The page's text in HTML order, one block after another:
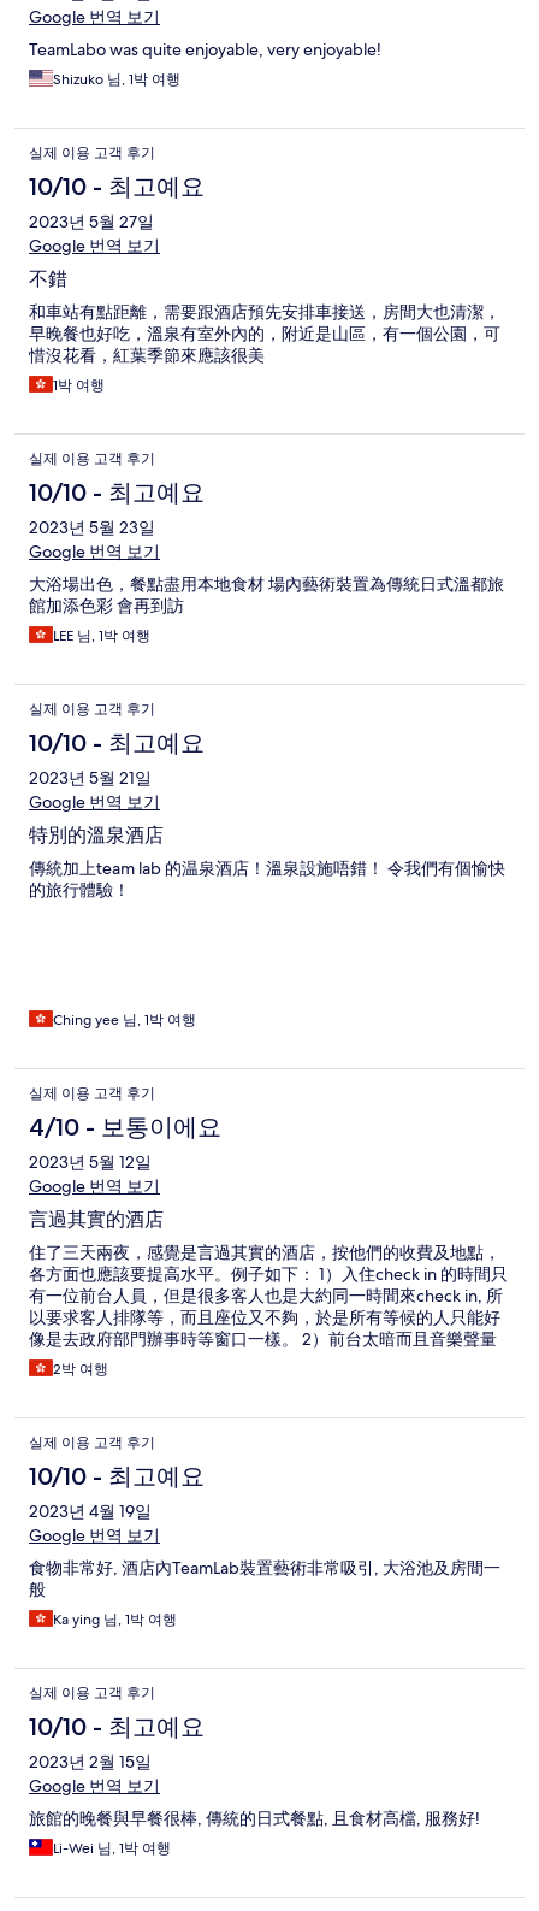
기
Google 번역 보기
TeamLabo was quite enjoyable, very enjoyable!
Shizuko 님, 1박 여행
실제 이용 고객 후기
10/10 - 최고예요
2023년 5월 27일
Google 번역 보기
不錯
和車站有點距離，需要跟酒店預先安排車接送，房間大也清潔，
早晚餐也好吃，溫泉有室外內的，附近是山區，有一個公園，可
惜沒花看，紅葉季節來應該很美
1박 여행
실제 이용 고객 후기
10/10 - 최고예요
2023년 5월 23일
Google 번역 보기
大浴場出色，餐點盡用本地食材 場內藝術裝置為傳統日式溫都旅
館加添色彩 會再到訪
LEE 님, 1박 여행
실제 이용 고객 후기
10/10 - 최고예요
2023년 5월 21일
Google 번역 보기
特別的溫泉酒店
傳統加上team lab 的温泉酒店！溫泉設施唔錯！ 令我們有個愉快
的旅行體驗！
Ching yee 님, 1박 여행
실제 이용 고객 후기
4/10 - 보통이에요
2023년 5월 12일
Google 번역 보기
言過其實的酒店
住了三天兩夜，感覺是言過其實的酒店，按他們的收費及地點，
各方面也應該要提高水平。例子如下： 1）入住check in 的時間只
有一位前台人員，但是很多客人也是大約同一時間來check in, 所
以要求客人排隊等，而且座位又不夠，於是所有等候的人只能好
像是去政府部門辦事時等窗口一樣。 2）前台太暗而且音樂聲量
太大，前台同事對客人的話每次也要重覆多次，令等候時間更長
3）仍在前台處理check in 中，忽然行李被工作人員什麼也沒有說
言原因，他們的前台及服務人員也不會英語） 4）check in 手續
仍在進行中又忽然被＂邀請＂到大樓的另一邊去飲welcome
drink. 但是護照仍在工作人員手上，又沒有任何交代… 5) 全酒店
也沒有電梯，要自提行李行樓梯，而且樓梯每一級也距離很高，
長者來會很大問題 6) 房間內的拖鞋（室內拖鞋及厠所拖鞋）是布
料或編織料，是千人用過而明顯是沒有消毒的，有點可怕；床單
也是有顏色的跡的，房間內的洗手盤去水很慢，有點塞（還好，
沒什麼臭味） 7) 房間內並沒有提供護髮素，而且洗頭水的品質也
很差，來日本旅遊很多年了，還是第一次要自已去買洗頭水護髮
素回酒店用 食物的質素還不錯，但是明顯工作人員不足夠。同一
的室內也見她們做到流晒汗水，替她們辛苦
2박 여행
실제 이용 고객 후기
10/10 - 최고예요
2023년 4월 19일
Google 번역 보기
食物非常好, 酒店內TeamLab裝置藝術非常吸引, 大浴池及房間一
般
Ka ying 님, 1박 여행
실제 이용 고객 후기
10/10 - 최고예요
2023년 2월 15일
Google 번역 보기
旅館的晚餐與早餐很棒, 傳統的日式餐點, 且食材高檔, 服務好!
Li-Wei 님, 1박 여행